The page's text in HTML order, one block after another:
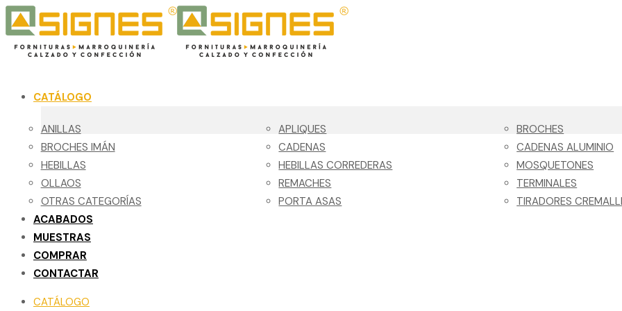
CATÁLOGO
ANILLAS APLIQUES
BROCHES
BROCHES IMÁN
CADENAS
CADENAS ALUMINIO
HEBILLAS
HEBILLAS CORREDERAS
MOSQUETONES
OLLAOS
REMACHES
TERMINALES
OTRAS CATEGORÍAS
PORTA ASAS
TIRADORES
ACABADOS
MUESTRAS
COMPRAR
CONTACTAR
CATÁLOGO